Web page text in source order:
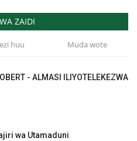
ZAIDI
huu Muda wote
- ALMASI ILIYOTELEKEZWA
wa Utamaduni